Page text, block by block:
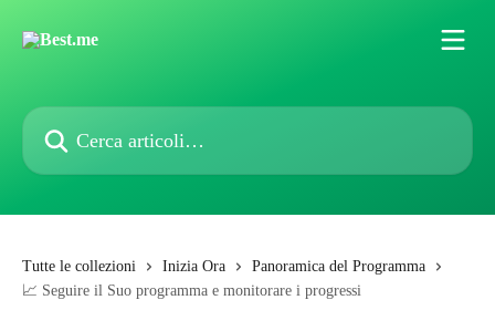
Cerca articoli…
Tutte le collezioni Inizia Ora
Panoramica del Programma
📈 Seguire il Suo programma e monitorare i progressi